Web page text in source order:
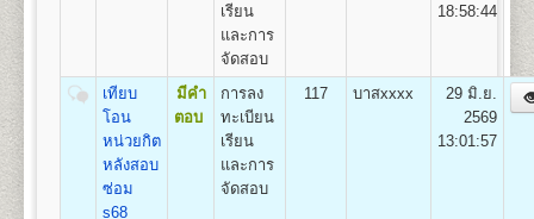
ศิลปศาสตรบัณฑิต(การพัฒนาทรัพยากร
มนุษย์) ศ.ศ.บ.(การพัฒนาทรัพยากรมนุษย์) Bachelor of
Arts (Human Resourse Development) B.A. (Human
Resourse Development)
เปิดสอน
สาขาวิชา
คือ สาขาวิชาพัฒนาทรัพยากร
มนุษย์
คณะวิศวกรรมศาสตร์
5. ค่าสมาชิกหนังสือพิมพ์ข่าวรามคำแหง
6. ค่าบำรุงมหาวิทยาลัย ภาคปกติ
ค่าบำรุงมหาวิทยาลัย ภาคฤดูร้อน
7. ค่าใบรับรองผลการศึกษา ชุดละ
สูตรการชำระเงินสำหรับผู้เข้าศึกษาราย
กระบวนวิชา (PRE-DEGREE)
เรียน
และการ
จัดสอบ
18:58:44
เทียบ
โอน
หน่วยกิต
หลังสอบ
ซ่อม
s68
มีคำ
ตอบ
การลง
ทะเบียน
เรียน
และการ
จัดสอบ
117 บาสxxxx
29 มิ.ย.
2569
13:01:57